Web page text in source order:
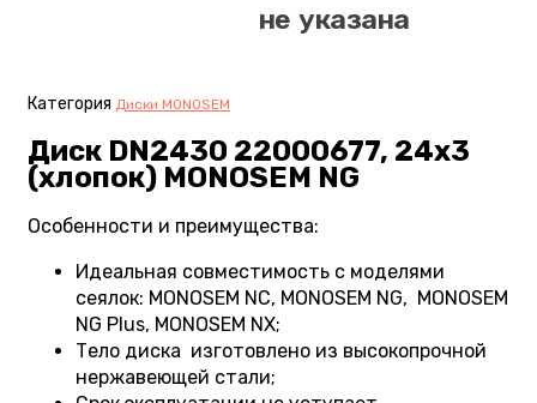
не указана
Категория Диски MONOSEM
Диск DN2430 22000677, 24х3
(хлопок) MONOSEM NG
Особенности и преимущества:
Идеальная совместимость с моделями
сеялок: MONOSEM NC, MONOSEM NG, MONOSEM
NG Plus, MONOSEM NX;
Тело диска изготовлено из высокопрочной
нержавеющей стали;